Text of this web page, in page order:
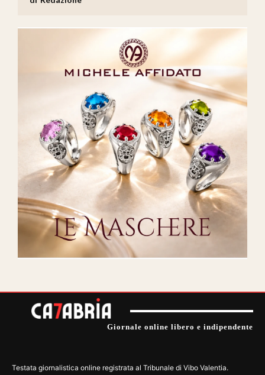
Giornale online libero e indipendente
Testata giornalistica online registrata al Tribunale di Vibo Valentia.